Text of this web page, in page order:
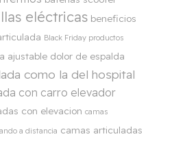
eléctricas beneficios
Black Friday productos
ajustable dolor de espalda
como la del hospital
con carro elevador
con elevacion camas
a distancia camas articuladas